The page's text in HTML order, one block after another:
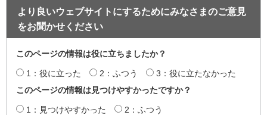
より良いウェブサイトにするためにみなさまのご意見
をお聞かせください
このページの情報は役に立ちましたか？
1：役に立った 2：ふつう
3：役に立たなかった
このページの情報は見つけやすかったですか？
1：見つけやすかった
2：ふつう